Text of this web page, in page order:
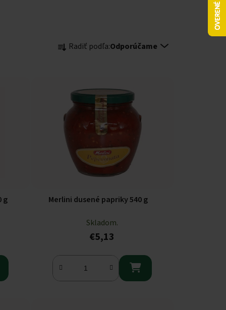
Radiť podľa:Odporúčame
g Merlini dusené papriky 540 g
Skladom.
€5,13
